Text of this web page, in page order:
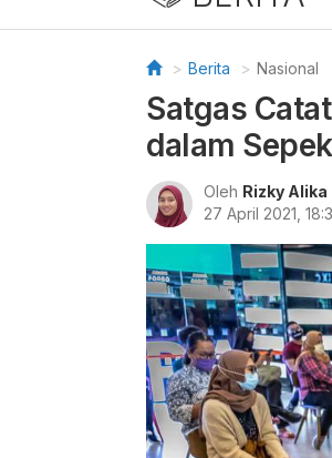
Berita Nasional
Satgas
dalam
Oleh Rizky Alika
27 April 2021,